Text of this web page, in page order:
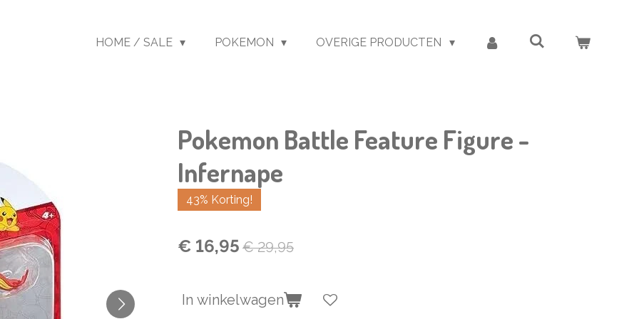
HOME / SALE POKEMON OVERIGE PRODUCTEN
Pokemon Battle Feature Figure -
Infernape
43% Korting!
€ 16,95 € 29,95
In winkelwagen